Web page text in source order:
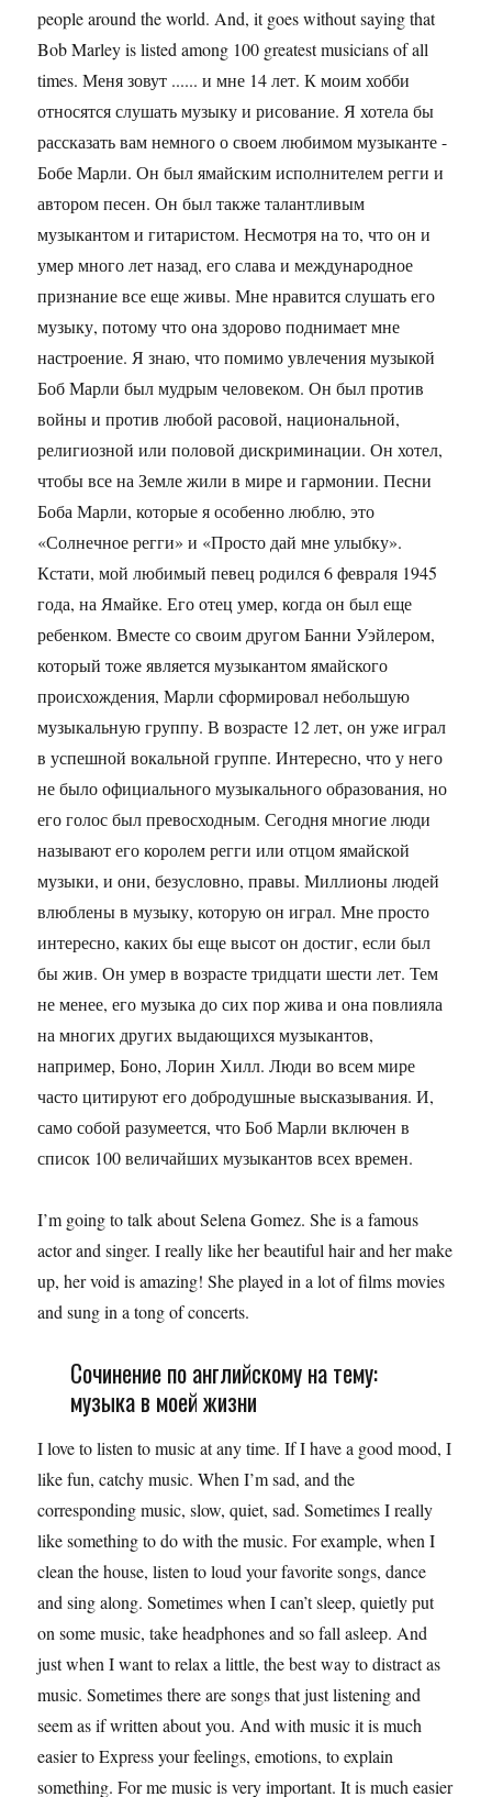
people around the world. And, it goes without saying that
Bob Marley is listed among 100 greatest musicians of all
times. Меня зовут ...... и мне 14 лет. К моим хобби
относятся слушать музыку и рисование. Я хотела бы
рассказать вам немного о своем любимом музыканте -
Бобе Марли. Он был ямайским исполнителем регги и
автором песен. Он был также талантливым
музыкантом и гитаристом. Несмотря на то, что он и
умер много лет назад, его слава и международное
признание все еще живы. Мне нравится слушать его
музыку, потому что она здорово поднимает мне
настроение. Я знаю, что помимо увлечения музыкой
Боб Марли был мудрым человеком. Он был против
войны и против любой расовой, национальной,
религиозной или половой дискриминации. Он хотел,
чтобы все на Земле жили в мире и гармонии. Песни
Боба Марли, которые я особенно люблю, это
«Солнечное регги» и «Просто дай мне улыбку».
Кстати, мой любимый певец родился 6 февраля 1945
года, на Ямайке. Его отец умер, когда он был еще
ребенком. Вместе со своим другом Банни Уэйлером,
который тоже является музыкантом ямайского
происхождения, Марли сформировал небольшую
музыкальную группу. В возрасте 12 лет, он уже играл
в успешной вокальной группе. Интересно, что у него
не было официального музыкального образования, но
его голос был превосходным. Сегодня многие люди
называют его королем регги или отцом ямайской
музыки, и они, безусловно, правы. Миллионы людей
влюблены в музыку, которую он играл. Мне просто
интересно, каких бы еще высот он достиг, если был
бы жив. Он умер в возрасте тридцати шести лет. Тем
не менее, его музыка до сих пор жива и она повлияла
на многих других выдающихся музыкантов,
например, Боно, Лорин Хилл. Люди во всем мире
часто цитируют его добродушные высказывания. И,
само собой разумеется, что Боб Марли включен в
список 100 величайших музыкантов всех времен.
I’m going to talk about Selena Gomez. She is a famous
actor and singer. I really like her beautiful hair and her make
up, her void is amazing! She played in a lot of films movies
and sung in a tong of concerts.
Сочинение по английскому на тему:
музыка в моей жизни
I love to listen to music at any time. If I have a good mood, I
like fun, catchy music. When I’m sad, and the
corresponding music, slow, quiet, sad. Sometimes I really
like something to do with the music. For example, when I
clean the house, listen to loud your favorite songs, dance
and sing along. Sometimes when I can’t sleep, quietly put
on some music, take headphones and so fall asleep. And
just when I want to relax a little, the best way to distract as
music. Sometimes there are songs that just listening and
seem as if written about you. And with music it is much
easier to Express your feelings, emotions, to explain
something. For me music is very important. It is much easier